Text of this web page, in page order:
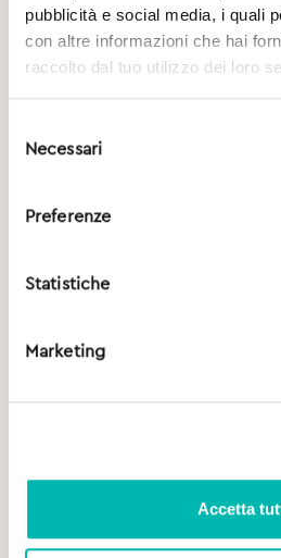
pubblicità e social media, i quali
con altre informazioni che hai
raccolto dal tuo utilizzo dei loro
delNecessari
Preferenze
Statistiche
Marketing
Accetta